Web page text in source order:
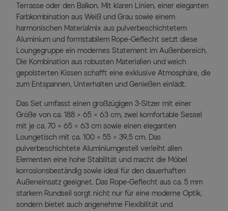
Terrasse oder den Balkon. Mit klaren Linien, einer eleganten
Farbkombination aus Weiß und Grau sowie einem
harmonischen Materialmix aus pulverbeschichtetem
Aluminium und formstabilem Rope-Geflecht setzt diese
Loungegruppe ein modernes Statement im Außenbereich.
Die Kombination aus robusten Materialien und weich
gepolsterten Kissen schafft eine exklusive Atmosphäre, die
zum Entspannen, Unterhalten und Genießen einlädt.
Das Set umfasst einen großzügigen 3-Sitzer mit einer
Größe von ca. 188 × 65 × 63 cm, zwei komfortable Sessel
mit je ca. 70 × 65 × 63 cm sowie einen eleganten
Loungetisch mit ca. 100 × 55 × 39,5 cm. Das
pulverbeschichtete Aluminiumgestell verleiht allen
Elementen eine hohe Stabilität und macht die Möbel
korrosionsbeständig sowie ideal für den dauerhaften
Außeneinsatz geeignet. Das Rope-Geflecht aus ca. 5 mm
starkem Rundseil sorgt nicht nur für eine moderne Optik,
sondern bietet auch angenehme Flexibilität und